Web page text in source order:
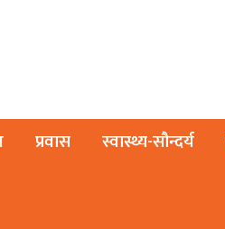
प्रवास स्वास्थ्य-सौन्दर्य